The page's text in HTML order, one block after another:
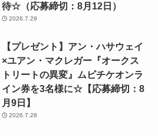
待☆（応募締切：8月12日）
2026.7.29
【プレゼント】アン・ハサウェイ
×ユアン・マクレガー『オークス
トリートの異変』ムビチケオンラ
イン券を3名様に☆【応募締切：8
月9日】
2026.7.28